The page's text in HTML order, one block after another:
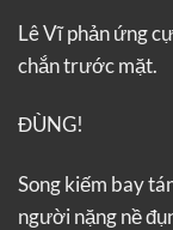
Lê Vĩ phản ứng
chắn trước mặt.
ĐÙNG!
Song kiếm bay
người nặng nề